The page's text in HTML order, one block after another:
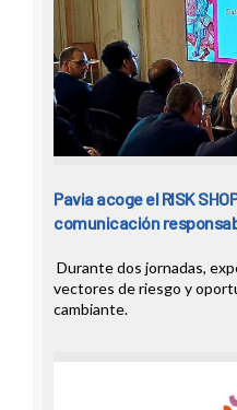
Pavia acoge el RISK
comunicación
Durante dos jornadas,
vectores de riesgo y
cambiante.